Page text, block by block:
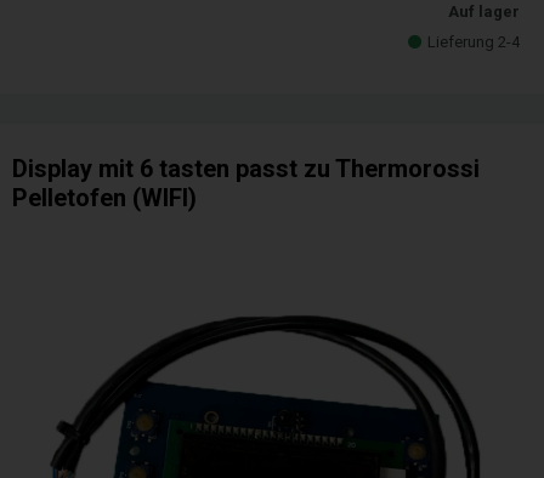
Auf lager
Lieferung 2-4
Display mit 6 tasten passt zu Thermorossi
Pelletofen (WIFI)